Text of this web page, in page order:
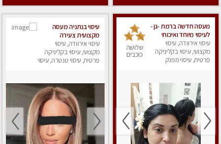
מעסה חדשה ברמת -גן -
לעיסוי מיוחד ואיכותי
מקום פרטי ואינטימי
ושקט מומלץ לחלוטין!!
עיסוי אירוודה, עיסוי
מקצועי, עיסוי בקליניקה
פרטית, עיסוי מפנק
שלושה
כוכבים
עיסוי בנתניה מעסה
מקצועית צעירה
ואיכותית פרטי!!!מומלץ
לחלוטין!!!!
עיסוי אירוודה, עיסוי
מקצועי, עיסוי בקליניקה
פרטית, עיסוי טנטרה, עיסוי